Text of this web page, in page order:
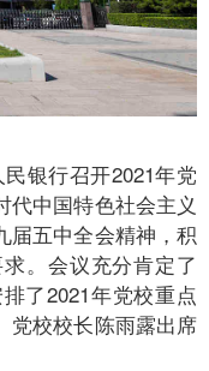
银行召开2021年党
代中国特色社会主义
届五中全会精神，积
。会议充分肯定了
了2021年党校重点
党校校长陈雨露出席